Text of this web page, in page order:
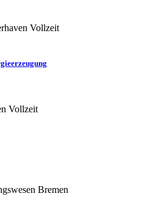
Vollzeit
Vollzeit
Bremen